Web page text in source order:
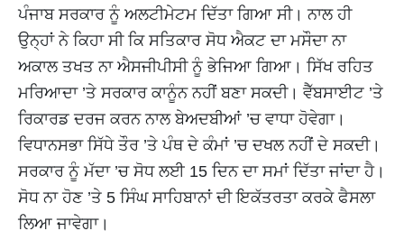
ਪੰਜਾਬ ਸਰਕਾਰ ਨੂੰ ਅਲਟੀਮੇਟਮ ਦਿੱਤਾ ਗਿਆ ਸੀ। ਨਾਲ ਹੀ
ਉਨ੍ਹਾਂ ਨੇ ਕਿਹਾ ਸੀ ਕਿ ਸਤਿਕਾਰ ਸੋਧ ਐਕਟ ਦਾ ਮਸੌਦਾ ਨਾ
ਅਕਾਲ ਤਖਤ ਨਾ ਐਸਜੀਪੀਸੀ ਨੂੰ ਭੇਜਿਆ ਗਿਆ। ਸਿੱਖ ਰਹਿਤ
ਮਰਿਆਦਾ ’ਤੇ ਸਰਕਾਰ ਕਾਨੂੰਨ ਨਹੀਂ ਬਣਾ ਸਕਦੀ। ਵੈੱਬਸਾਈਟ ’ਤੇ
ਰਿਕਾਰਡ ਦਰਜ ਕਰਨ ਨਾਲ ਬੇਅਦਬੀਆਂ ’ਚ ਵਾਧਾ ਹੋਵੇਗਾ।
ਵਿਧਾਨਸਭਾ ਸਿੱਧੇ ਤੌਰ ’ਤੇ ਪੰਥ ਦੇ ਕੰਮਾਂ ’ਚ ਦਖਲ ਨਹੀਂ ਦੇ ਸਕਦੀ।
ਸਰਕਾਰ ਨੂੰ ਮੱਦਾ ’ਚ ਸੋਧ ਲਈ 15 ਦਿਨ ਦਾ ਸਮਾਂ ਦਿੱਤਾ ਜਾਂਦਾ ਹੈ।
ਸੋਧ ਨਾ ਹੋਣ ’ਤੇ 5 ਸਿੰਘ ਸਾਹਿਬਾਨਾਂ ਦੀ ਇਕੱਤਰਤਾ ਕਰਕੇ ਫੈਸਲਾ
ਲਿਆ ਜਾਵੇਗਾ।